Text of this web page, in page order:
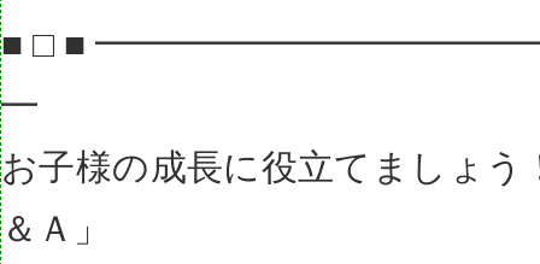
━
お子様の成長に役立てましょう
＆Ａ」